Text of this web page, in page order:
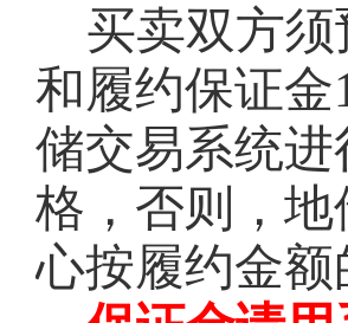
买卖双方
和履约保证
储交易系统
格，否则，
心按履约金